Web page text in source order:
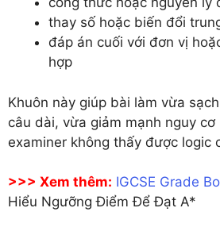
thay số hoặc biến đổi
đáp án cuối với đơn vị
hợp
Khuôn này giúp bài làm vừa
câu dài, vừa giảm mạnh nguy
examiner không thấy được logic
>>> Xem thêm: IGCSE Grade
Hiểu Ngưỡng Điểm Để Đạt A*